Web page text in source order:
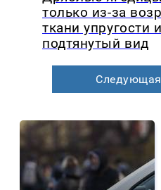
только из-за
ткани упругости
подтянутый вид
Следующая